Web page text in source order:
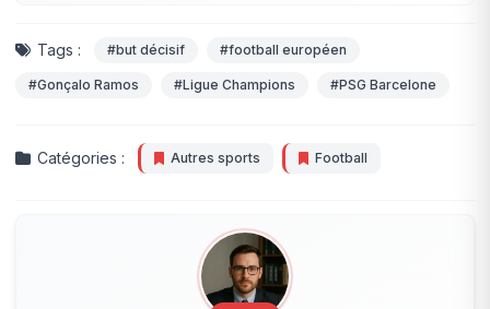
Tags : #but décisif #football européen
#Gonçalo Ramos #Ligue Champions #PSG Barcelone
Catégories : Autres sports Football